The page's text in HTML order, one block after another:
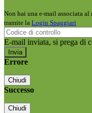
Non hai una e-mail associata
tramite la Login Spaggiari
E-mail inviata, si prega di
Errore
Chiudi
Successo
Chiudi